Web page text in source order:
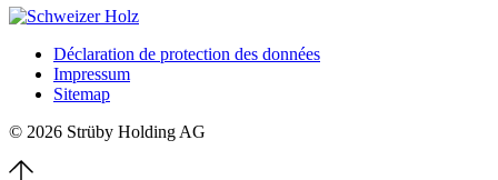
Déclaration de protection des données
Impressum
Sitemap
© 2026 Strüby Holding AG